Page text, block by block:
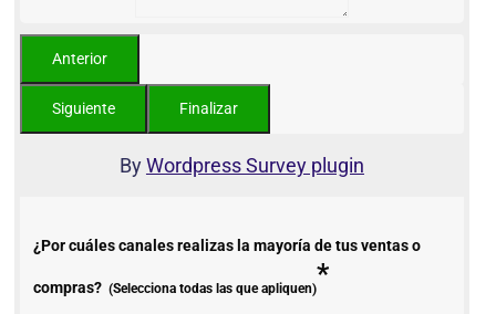
ByWordpress Survey plugin
¿Por cuáles canales realizas la mayoría de tus ventas o
compras? (Selecciona todas las que apliquen)*